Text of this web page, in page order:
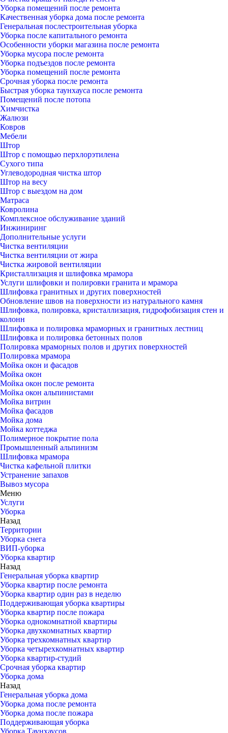
Уборка помещений после ремонта
Качественная уборка дома после ремонта
Генеральная послестроительная уборка
Уборка после капитального ремонта
Особенности уборки магазина после ремонта
Уборка мусора после ремонта
Уборка подъездов после ремонта
Уборка помещений после ремонта
Срочная уборка после ремонта
Быстрая уборка таунхауса после ремонта
Помещений после потопа
Химчистка
Жалюзи
Ковров
Мебели
Штор
Штор с помощью перхлорэтилена
Сухого типа
Углеводородная чистка штор
Штор на весу
Штор с выездом на дом
Матраса
Ковролина
Комплексное обслуживание зданий
Инжиниринг
Дополнительные услуги
Чистка вентиляции
Чистка вентиляции от жира
Чистка жировой вентиляции
Кристаллизация и шлифовка мрамора
Услуги шлифовки и полировки гранита и мрамора
Шлифовка гранитных и других поверхностей
Обновление швов на поверхности из натурального камня
Шлифовка, полировка, кристаллизация, гидрофобизация стен и
колонн
Шлифовка и полировка мраморных и гранитных лестниц
Шлифовка и полировка бетонных полов
Полировка мраморных полов и других поверхностей
Полировка мрамора
Мойка окон и фасадов
Мойка окон
Мойка окон после ремонта
Мойка окон альпинистами
Мойка витрин
Мойка фасадов
Мойка дома
Мойка коттеджа
Полимерное покрытие пола
Промышленный альпинизм
Шлифовка мрамора
Чистка кафельной плитки
Устранение запахов
Вывоз мусора
Меню
Услуги
Уборка
Назад
Территории
Уборка снега
ВИП-уборка
Уборка квартир
Назад
Генеральная уборка квартир
Уборка квартир после ремонта
Уборка квартир один раз в неделю
Поддерживающая уборка квартиры
Уборка квартир после пожара
Уборка однокомнатной квартиры
Уборка двухкомнатных квартир
Уборка трехкомнатных квартир
Уборка четырехкомнатных квартир
Уборка квартир-студий
Срочная уборка квартир
Уборка дома
Назад
Генеральная уборка дома
Уборка дома после ремонта
Уборка дома после пожара
Поддерживающая уборка
Уборка Таунхаусов